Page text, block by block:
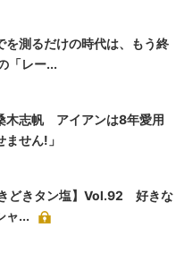
を測るだけの時代は、もう終
「レー...
木志帆 アイアンは8年愛用
ません!」
きどきタン塩】Vol.92 好きな
ャ...